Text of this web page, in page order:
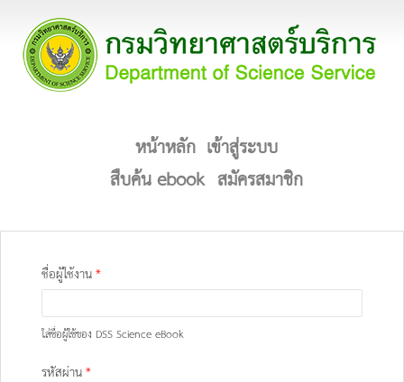
หน้าหลัก เข้าสู่ระบบ
สืบค้น ebook สมัครสมาชิก
ชื่อผู้ใช้งาน*
ใส่ชื่อผู้ใช้ของ DSS Science eBook
รหัสผ่าน*